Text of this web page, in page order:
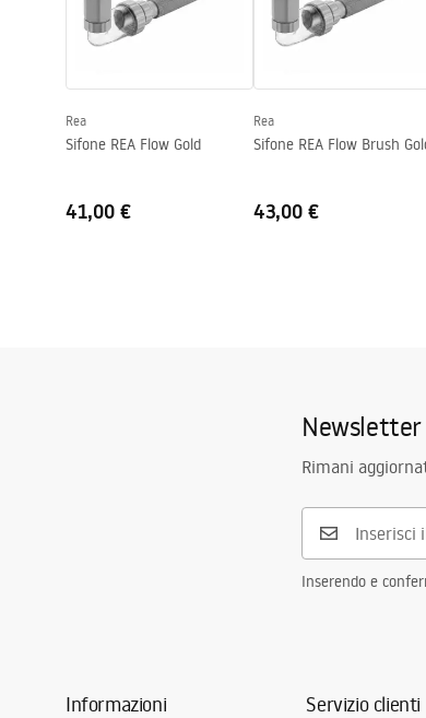
Profondità
Foro rubinetto
Foro troppopieno
Rea
Sifone REA Flow Gold
41,00 €
Rea
Sifone REA Flow Brush
43,00 €
Newsletter
Rimani
Inserendo e
Informazioni Servizio clienti